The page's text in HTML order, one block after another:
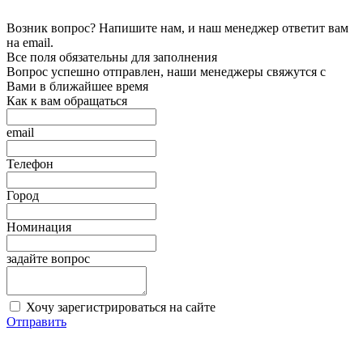
Возник вопрос? Напишите нам, и наш менеджер ответит вам
на email.
Все поля обязательны для заполнения
Вопрос успешно отправлен, наши менеджеры свяжутся с
Вами в ближайшее время
Как к вам обращаться
email
Телефон
Город
Номинация
задайте вопрос
Хочу зарегистрироваться на сайте
Отправить